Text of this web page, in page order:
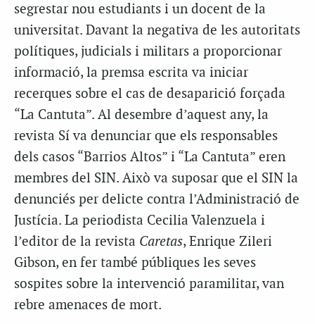
segrestar nou estudiants i un docent de la
universitat. Davant la negativa de les autoritats
polítiques, judicials i militars a proporcionar
informació, la premsa escrita va iniciar
recerques sobre el cas de desaparició forçada
“La Cantuta”. Al desembre d’aquest any, la
revista Sí va denunciar que els responsables
dels casos “Barrios Altos” i “La Cantuta” eren
membres del SIN. Això va suposar que el SIN la
denunciés per delicte contra l’Administració de
Justícia. La periodista Cecilia Valenzuela i
l’editor de la revista Caretas, Enrique Zileri
Gibson, en fer també públiques les seves
sospites sobre la intervenció paramilitar, van
rebre amenaces de mort.